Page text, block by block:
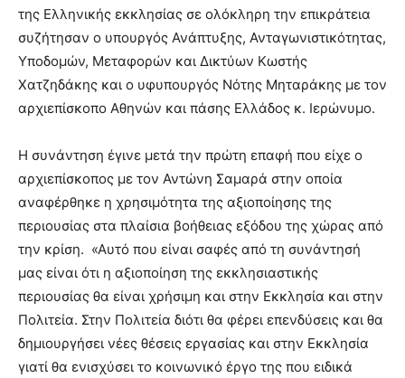
της Ελληνικής εκκλησίας σε ολόκληρη την επικράτεια
συζήτησαν ο υπουργός Ανάπτυξης, Ανταγωνιστικότητας,
Υποδομών, Μεταφορών και Δικτύων Κωστής
Χατζηδάκης και ο υφυπουργός Νότης Μηταράκης με τον
αρχιεπίσκοπο Αθηνών και πάσης Ελλάδος κ. Ιερώνυμο.
Η συνάντηση έγινε μετά την πρώτη επαφή που είχε ο
αρχιεπίσκοπος με τον Αντώνη Σαμαρά στην οποία
αναφέρθηκε η χρησιμότητα της αξιοποίησης της
περιουσίας στα πλαίσια βοήθειας εξόδου της χώρας από
την κρίση. «Αυτό που είναι σαφές από τη συνάντησή
μας είναι ότι η αξιοποίηση της εκκλησιαστικής
περιουσίας θα είναι χρήσιμη και στην Εκκλησία και στην
Πολιτεία. Στην Πολιτεία διότι θα φέρει επενδύσεις και θα
δημιουργήσει νέες θέσεις εργασίας και στην Εκκλησία
γιατί θα ενισχύσει το κοινωνικό έργο της που ειδικά